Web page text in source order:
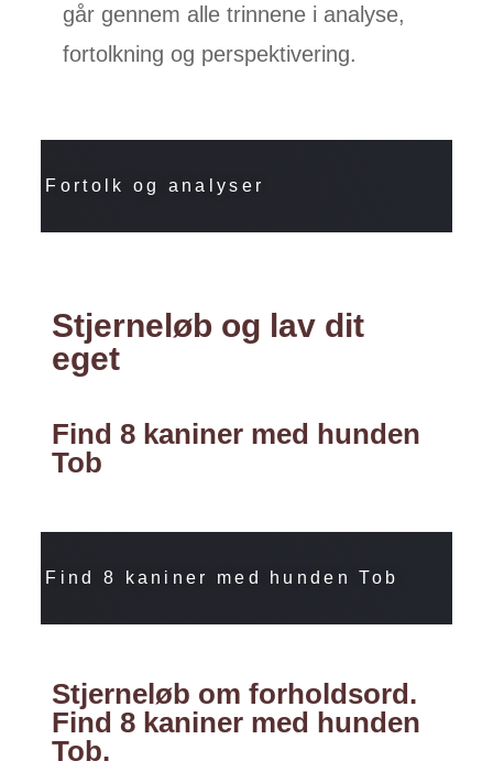
går gennem alle trinnene i analyse,
fortolkning og perspektivering.
Fortolk og analyser
Stjerneløb og lav dit
eget
Find 8 kaniner med hunden
Tob
Find 8 kaniner med hunden Tob
Stjerneløb om forholdsord.
Find 8 kaniner med hunden
Tob.